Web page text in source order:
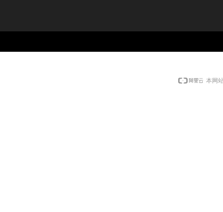
本网